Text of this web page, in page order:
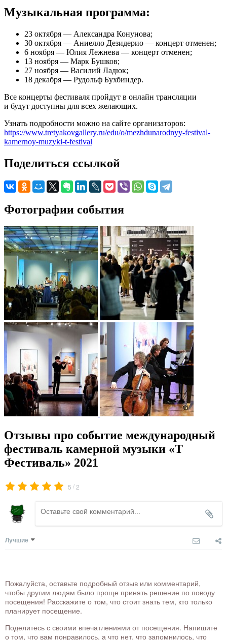
Музыкальная программа:
23 октября — Александра Конунова;
30 октября — Аниелло Дезидерио — концерт отменен;
6 ноября — Юлия Лежнева — концерт отменен;
13 ноября — Марк Бушков;
27 ноября — Василий Ладюк;
18 декабря — Рудольф Бухбиндер.
Все концерты фестиваля пройдут в онлайн трансляции
и будут доступны для всех желающих.
Узнать подробности можно на сайте организаторов:
https://www.tretyakovgallery.ru/edu/o/mezhdunarodnyy-festival-
kamernoy-muzyki-t-festival
Поделиться ссылкой
Фотографии события
Отзывы про событие международный
фестиваль камерной музыки «Т
Фестиваль» 2021
5 /2
Лучшие
Пожалуйста, оставьте подробный отзыв или комментарий,
чтобы другим людям было проще принять решение по поводу
посещения! Расскажите о том, что стоит знать тем, кто только
планирует посещение.
Поделитесь с своими впечатлениями от посещения. Напишите
о том, что вам понравилось, а что нет, что запомнилось, что